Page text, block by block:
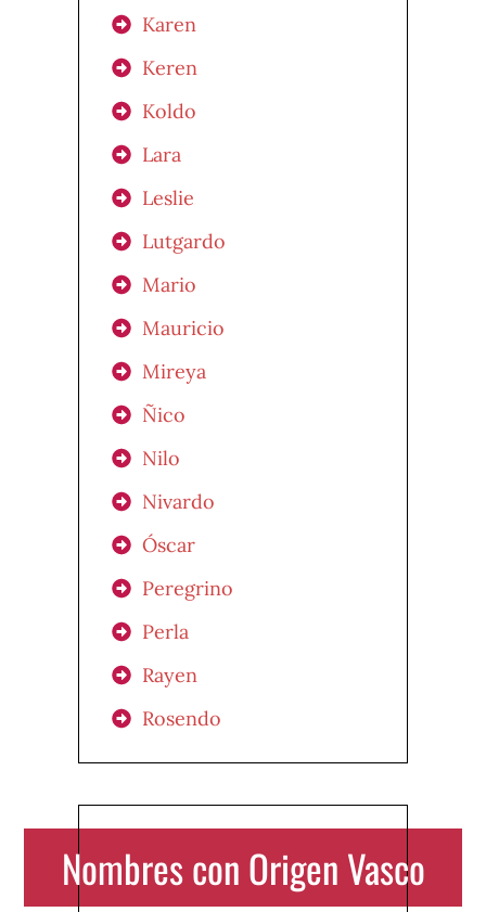
Karen
Keren
Koldo
Lara
Leslie
Lutgardo
Mario
Mauricio
Mireya
Ñico
Nilo
Nivardo
Óscar
Peregrino
Perla
Rayen
Rosendo
Nombres con Origen Vasco